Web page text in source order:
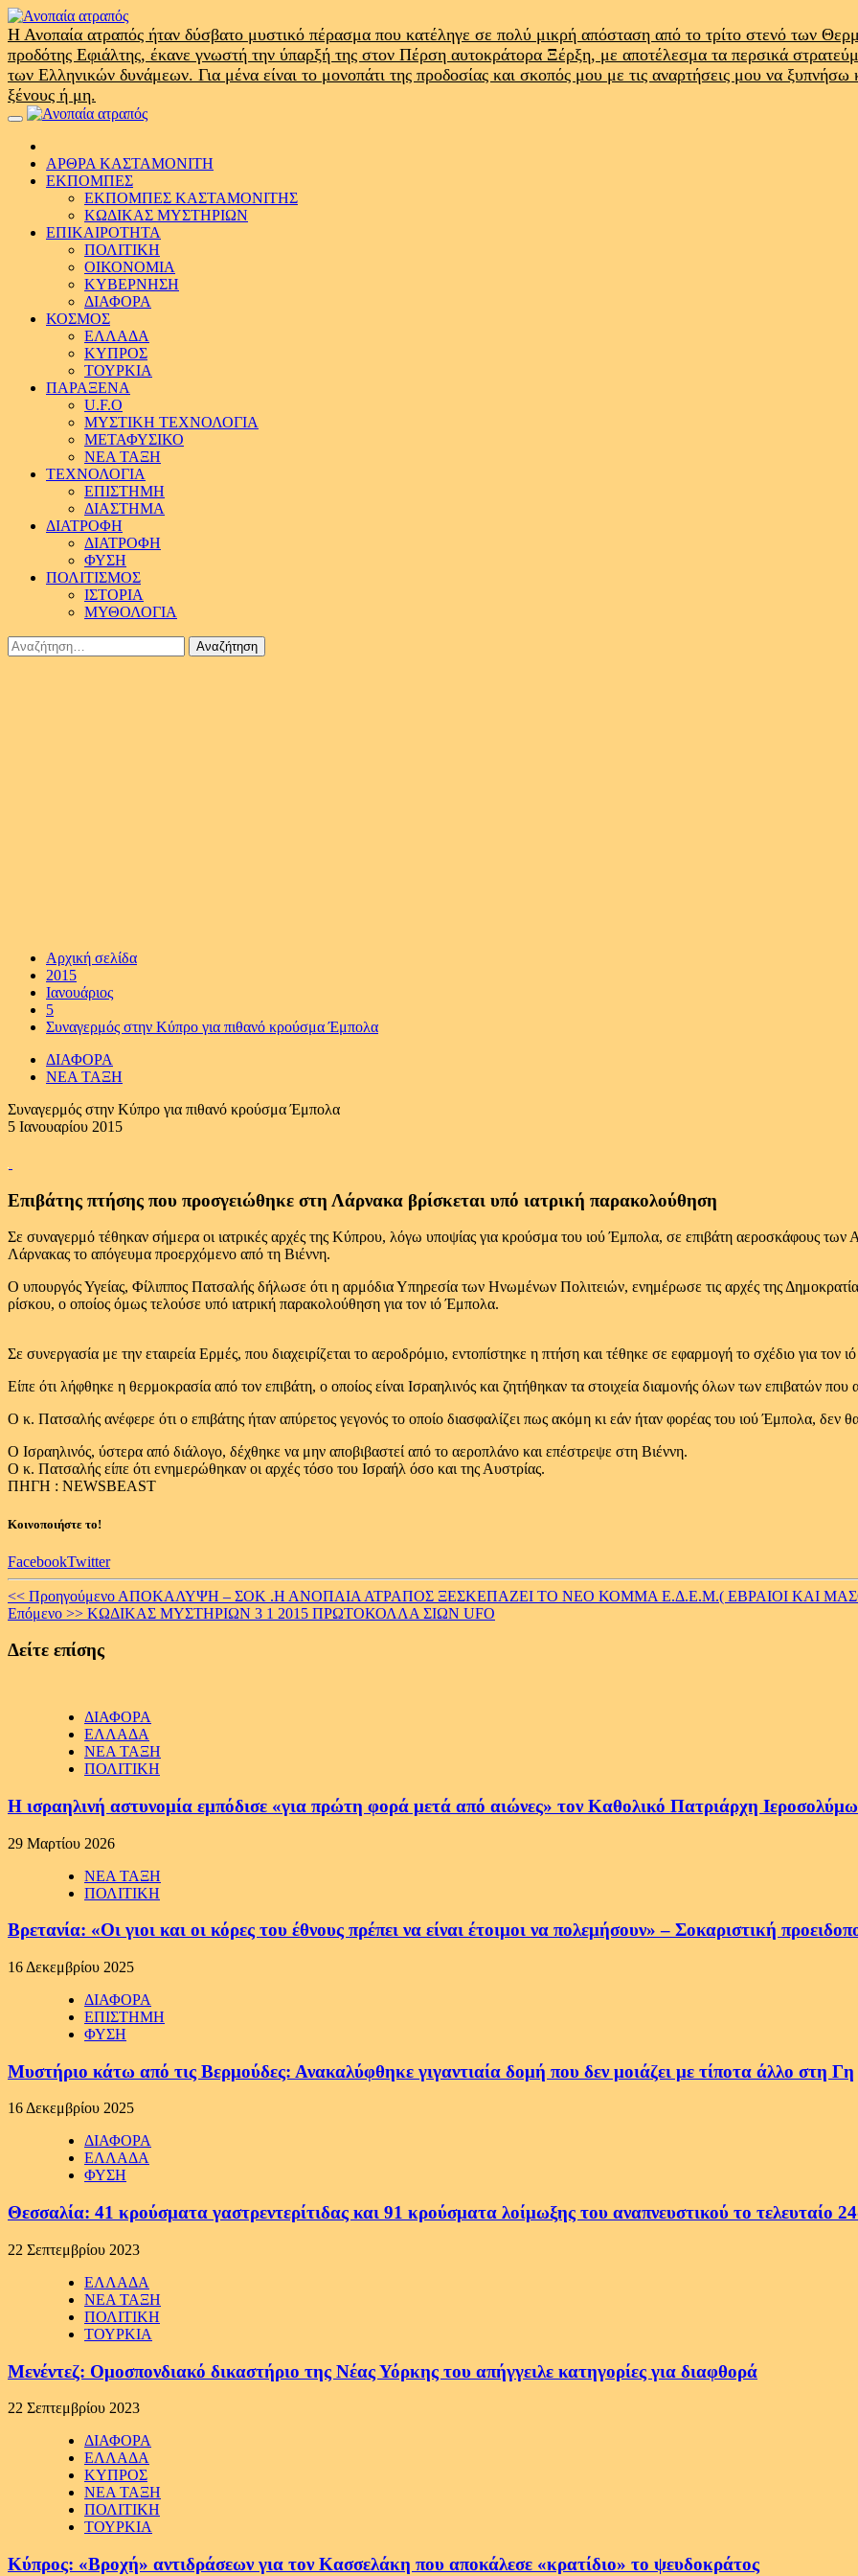
Skip
to
content
Η Ανοπαία ατραπός ήταν δύσβατο μυστικό πέρασμα που κατέληγε σε πολύ μικρή απόσταση από το τρίτο στενό των
προδότης Εφιάλτης, έκανε γνωστή την ύπαρξή της στον Πέρση αυτοκράτορα Ξέρξη, με αποτέλεσμα τα περσικά
των Ελληνικών δυνάμεων. Για μένα είναι το μονοπάτι της προδοσίας και σκοπός μου με τις αναρτήσεις μου να
ξένους ή μη.
Primary
ΑΡΘΡΑ ΚΑΣΤΑΜΟΝΙΤΗ
ΕΚΠΟΜΠΕΣ
ΕΚΠΟΜΠΕΣ ΚΑΣΤΑΜΟΝΙΤΗΣ
ΚΩΔΙΚΑΣ ΜΥΣΤΗΡΙΩΝ
ΕΠΙΚΑΙΡΟΤΗΤΑ
ΠΟΛΙΤΙΚΗ
ΟΙΚΟΝΟΜΙΑ
ΚΥΒΕΡΝΗΣΗ
ΔΙΑΦΟΡΑ
ΚΟΣΜΟΣ
ΕΛΛΑΔΑ
ΚΥΠΡΟΣ
ΤΟΥΡΚΙΑ
ΠΑΡΑΞΕΝΑ
U.F.O
ΜΥΣΤΙΚΗ ΤΕΧΝΟΛΟΓΙΑ
ΜΕΤΑΦΥΣΙΚΟ
ΝΕΑ ΤΑΞΗ
ΤΕΧΝΟΛΟΓΙΑ
ΕΠΙΣΤΗΜΗ
ΔΙΑΣΤΗΜΑ
ΔΙΑΤΡΟΦΗ
ΔΙΑΤΡΟΦΗ
ΦΥΣΗ
ΠΟΛΙΤΙΣΜΟΣ
ΙΣΤΟΡΙΑ
ΜΥΘΟΛΟΓΙΑ
Αναζήτηση
για:
Αρχική σελίδα
2015
Ιανουάριος
5
Συναγερμός στην Κύπρο για πιθανό κρούσμα Έμπολα
ΔΙΑΦΟΡΑ
ΝΕΑ ΤΑΞΗ
Συναγερμός στην Κύπρο για πιθανό κρούσμα Έμπολα
5 Ιανουαρίου 2015
Επιβάτης πτήσης που προσγειώθηκε στη Λάρνακα βρίσκεται υπό ιατρική παρακολούθηση
Σε συναγερμό τέθηκαν σήμερα οι ιατρικές αρχές της Κύπρου, λόγω υποψίας για κρούσμα του ιού Έμπολα, σε επιβάτη αεροσκάφους
Λάρνακας το απόγευμα προερχόμενο από τη Βιέννη.
Ο υπουργός Υγείας, Φίλιππος Πατσαλής δήλωσε ότι η αρμόδια Υπηρεσία των Ηνωμένων Πολιτειών, ενημέρωσε τις αρχές της
ρίσκου, ο οποίος όμως τελούσε υπό ιατρική παρακολούθηση για τον ιό Έμπολα.
Σε συνεργασία με την εταιρεία Ερμές, που διαχειρίζεται το αεροδρόμιο, εντοπίστηκε η πτήση και τέθηκε σε εφαρμογή το σχέδιο για τον
Είπε ότι λήφθηκε η θερμοκρασία από τον επιβάτη, ο οποίος είναι Ισραηλινός και ζητήθηκαν τα στοιχεία διαμονής όλων των επιβατών
Ο κ. Πατσαλής ανέφερε ότι ο επιβάτης ήταν απύρετος γεγονός το οποίο διασφαλίζει πως ακόμη κι εάν ήταν φορέας του ιού Έμπολα, δεν
Ο Ισραηλινός, ύστερα από διάλογο, δέχθηκε να μην αποβιβαστεί από το αεροπλάνο και επέστρεψε στη Βιέννη.
Ο κ. Πατσαλής είπε ότι ενημερώθηκαν οι αρχές τόσο του Ισραήλ όσο και της Αυστρίας.
ΠΗΓΗ : NEWSBEAST
Κοινοποιήστε το!
FacebookTwitter
Continue
Reading
<< Προηγούμενο ΑΠΟΚΑΛΥΨΗ – ΣΟΚ .Η ΑΝΟΠΑΙΑ ΑΤΡΑΠΟΣ ΞΕΣΚΕΠΑΖΕΙ ΤΟ ΝΕΟ ΚΟΜΜΑ Ε.Δ.Ε.Μ.( ΕΒΡΑΙΟΙ ΚΑΙ
Επόμενο >> ΚΩΔΙΚΑΣ ΜΥΣΤΗΡΙΩΝ 3 1 2015 ΠΡΩΤΟΚΟΛΛΑ ΣΙΩΝ UFO
Δείτε επίσης
ΔΙΑΦΟΡΑ
ΕΛΛΑΔΑ
ΝΕΑ ΤΑΞΗ
ΠΟΛΙΤΙΚΗ
Η ισραηλινή αστυνομία εμπόδισε «για πρώτη φορά μετά από αιώνες» τον Καθολικό Πατριάρχη
29 Μαρτίου 2026
ΝΕΑ ΤΑΞΗ
ΠΟΛΙΤΙΚΗ
Βρετανία: «Οι γιοι και οι κόρες του έθνους πρέπει να είναι έτοιμοι να πολεμήσουν» – Σοκαριστική
16 Δεκεμβρίου 2025
ΔΙΑΦΟΡΑ
ΕΠΙΣΤΗΜΗ
ΦΥΣΗ
Μυστήριο κάτω από τις Βερμούδες: Ανακαλύφθηκε γιγαντιαία δομή που δεν μοιάζει με τίποτα άλλο στη Γη
16 Δεκεμβρίου 2025
ΔΙΑΦΟΡΑ
ΕΛΛΑΔΑ
ΦΥΣΗ
Θεσσαλία: 41 κρούσματα γαστρεντερίτιδας και 91 κρούσματα λοίμωξης του αναπνευστικού το τελευταίο
22 Σεπτεμβρίου 2023
ΕΛΛΑΔΑ
ΝΕΑ ΤΑΞΗ
ΠΟΛΙΤΙΚΗ
ΤΟΥΡΚΙΑ
Μενέντεζ: Ομοσπονδιακό δικαστήριο της Νέας Υόρκης του απήγγειλε κατηγορίες για διαφθορά
22 Σεπτεμβρίου 2023
ΔΙΑΦΟΡΑ
ΕΛΛΑΔΑ
ΚΥΠΡΟΣ
ΝΕΑ ΤΑΞΗ
ΠΟΛΙΤΙΚΗ
ΤΟΥΡΚΙΑ
Κύπρος: «Βροχή» αντιδράσεων για τον Κασσελάκη που αποκάλεσε «κρατίδιο» το ψευδοκράτος